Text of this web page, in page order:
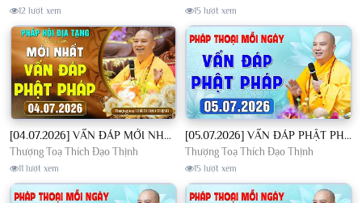
12 lượt xem 15 lượt xem
[04.07.2026] VẤN ĐÁP MỚI NHẤT - Pháp Hội Địa Tạng Chùa Khai Nguyên | TT. Thích Đạo Thịnh
Thượng Toạ Thích Đạo Thịnh
11 lượt xem
[05.07.2026] VẤN ĐÁP PHẬT PHÁP - Nghe Thầy giảng Pháp mỗi ngày CÔNG ĐỨC VÔ LƯỢNG│TT. Thích Đạo Thịnh
Thượng Toạ Thích Đạo Thịnh
15 lượt xem